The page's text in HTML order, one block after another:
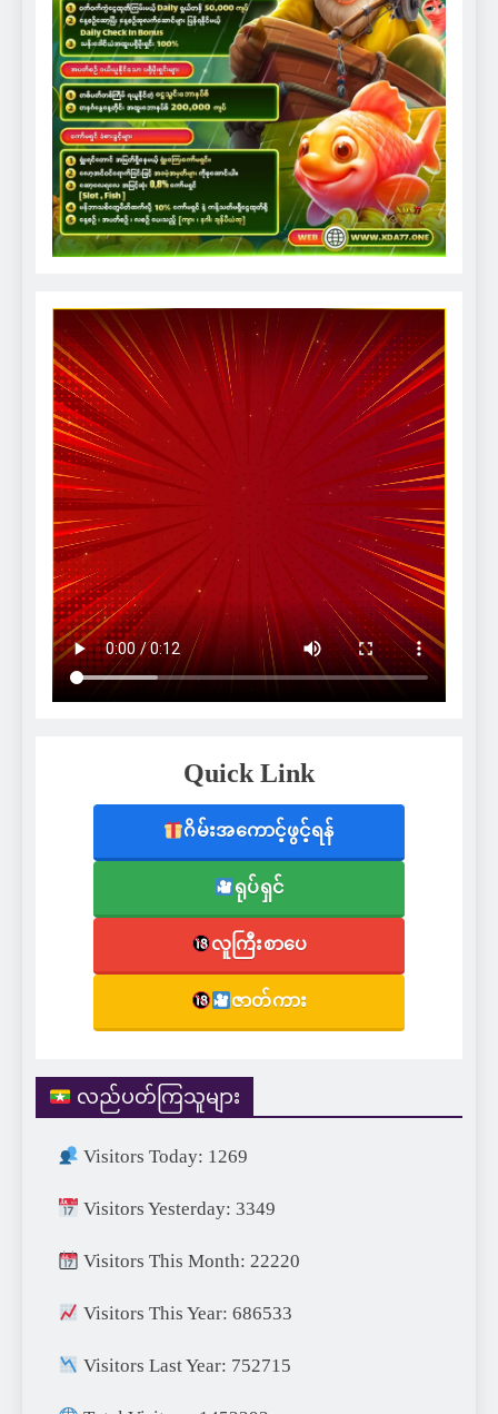
Quick Link
ဂိမ်းအကောင့်ဖွင့်ရန်
ရုပ်ရှင်
လူကြီးစာပေ
ဇာတ်ကား
လည်ပတ်ကြသူများ
Visitors Today: 1269
Visitors Yesterday: 3349
Visitors This Month: 22220
Visitors This Year: 686533
Visitors Last Year: 752715